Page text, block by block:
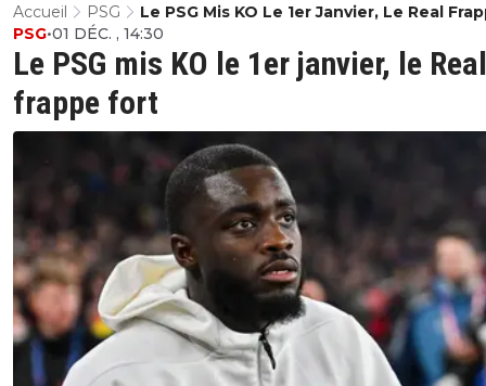
Accueil PSG
Le PSG Mis KO Le 1er Janvier, Le Real
Fort
Le PSG mis KO le 1er janvier, le Real
frappe fort
PSG•01 DÉC. , 14:30